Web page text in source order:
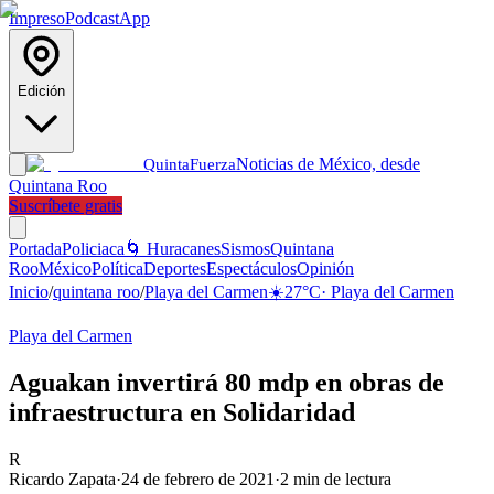
ImpresoPodcastApp
Edición
QuintaFuerzaNoticias de México, desde
Quintana Roo
Suscríbete gratis
PortadaPoliciaca 🌀 HuracanesSismosQuintana
RooMéxicoPolíticaDeportesEspectáculosOpinión
Inicio/quintana roo/Playa del Carmen☀️27°C· Playa del Carmen
Playa del Carmen
Aguakan invertirá 80 mdp en obras de
infraestructura en Solidaridad
R
Ricardo Zapata·24 de febrero de 2021 ·2 min de lectura